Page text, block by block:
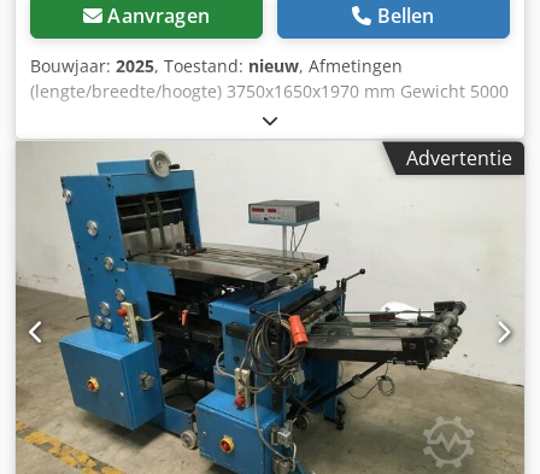
Aanvragen Bellen
Bouwjaar: 2025, Toestand: nieuw, Afmetingen
(lengte/breedte/hoogte) 3750x1650x1970 mm Gewicht 5000
kg Totaal benodigd vermogen 6 kW Koud persen SOLID
3013-100 - Persoppervlak 3000 x 1300 mm - stevige stalen
platen 42 mm - Totale persdruk 100 t (3,1 kg/cm2) Csdpfev
A Hkpox Ankerf - maximaal openingsbreedte 500 mm - 6
hydraulische cilinders Ø 100 mm - Hydraulische pomp 5,5
kW - Totaal vermogen 5,5 kW - Precieze
tandheugelgeleiding voor synchrone beweging van de
druktafel - Veiligheidskoord - Afmetingen 3750 x 1650 x
1970 mm - Gewicht 5000 kg
Advertentie